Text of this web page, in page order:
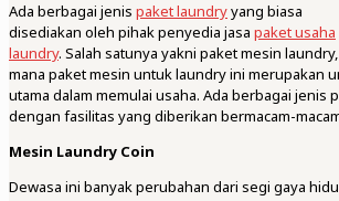
Ada berbagai jenis paket laundryyang biasa
disediakan oleh pihak penyedia jasa paket usaha
laundry. Salah satunya yakni paket mesin
mana paket mesin untuk laundry ini merupakan
utama dalam memulai usaha. Ada berbagai jenis
dengan fasilitas yang diberikan bermacam-
Mesin Laundry Coin
Dewasa ini banyak perubahan dari segi gaya